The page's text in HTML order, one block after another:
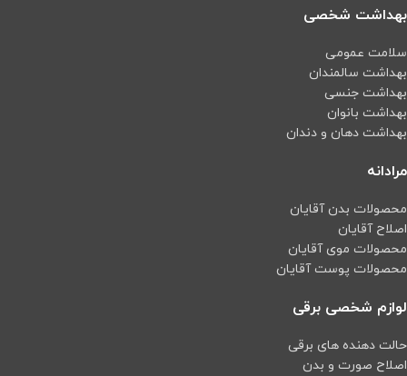
بهداشت شخصی
سلامت عمومی
بهداشت سالمندان
بهداشت جنسی
بهداشت بانوان
بهداشت دهان و دندان
مرادانه
محصولات بدن آقایان
اصلاح آقایان
محصولات موی آقایان
محصولات پوست آقایان
لوازم شخصی برقی
حالت دهنده های برقی
اصلاح صورت و بدن